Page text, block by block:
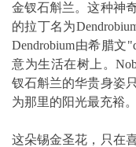
金钗石斛兰。这种神
的拉丁名为
Dendrobium由希腊文
意为生活在树上。
钗石斛兰的华贵身姿
为那里的阳光最充裕。
这朵锡金圣花，只在